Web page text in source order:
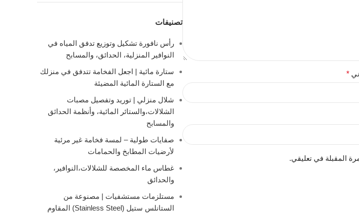
*
المقبلة في تعليقي.
تصنيفات
رأس نافورة تشكيل وتوزيع تدفق المياه في
النوافير المنزلية، الحدائق، والمسابح
ستارة مائية | اجعل الفخامة تتدفق في منزلك
مع الستارة المائية المضيئة
شلال منزلي | توريد وتفصيل مصبات
الشلالات،والستائر المائية، وأنظمة الحدائق
والمسابح
صفايات طولية – لمسة فخامة غير مرئية
لأرضيات المطابخ والحمامات
غطاس ماء المخصصة للشلالات،النوافير،
والحدائق
مستلزمات مستشفيات | مصنوعة من
الستانلس ستيل (Stainless Steel) المقاوم